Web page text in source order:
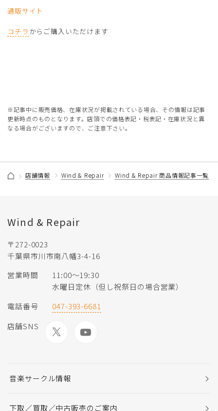
通販サイト
コチラ からご購入いただけます
※記事中に販売価格、在庫状況が掲載されている場合、その情報は記事
更新時点のものとなります。店頭での価格表記・税表記・在庫状況と異
なる場合がございますので、ご注意下さい。
店舗情報 Wind & Repair Wind & Repair 商品情報記事一覧
Wind & Repair
〒272-0023
千葉県市川市南八幡3-4-16
営業時間
11:00〜19:30
水曜日定休（但し祝祭日の場合営業）
電話番号
047-393-6681
店舗SNS
音楽サークル情報
下取／買取／中古販売のご案内